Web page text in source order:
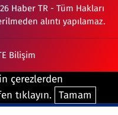
Haber TR - Tüm Hakları
alıntı yapılamaz.
Bilişim
çerezlerden
tıklayın.
Tamam